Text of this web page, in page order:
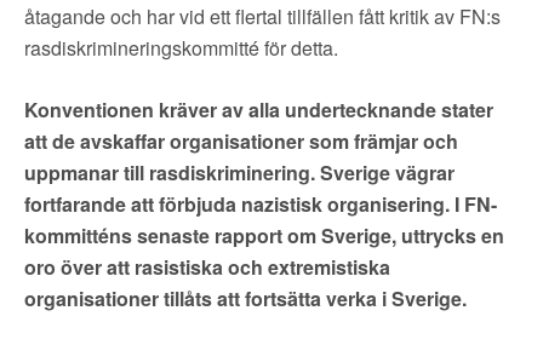
åtagande och har vid ett flertal tillfällen fått kritik av FN:s
rasdiskrimineringskommitté för detta.
Konventionen kräver av alla undertecknande stater
att de avskaffar organisationer som främjar och
uppmanar till rasdiskriminering. Sverige vägrar
fortfarande att förbjuda nazistisk organisering. I FN-
kommitténs senaste rapport om Sverige, uttrycks en
oro över att rasistiska och extremistiska
organisationer tillåts att fortsätta verka i Sverige.